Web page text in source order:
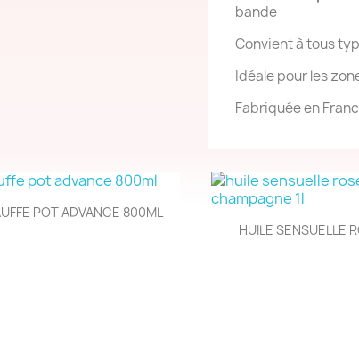
bande
Convient à tous
Idéale pour les
Fabriquée en
Aperçu rapide
POT ADVANCE 800ML
Aperçu
HUILE SENSUELLE